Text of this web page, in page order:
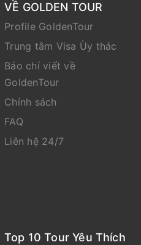
VỀ GOLDEN TOUR
Profile GoldenTour
Trung tâm Visa Ùy thác
Báo chí viết về
GoldenTour
Chính sách
FAQ
Liên hệ 24/7
Top 10 Tour Yêu Thích